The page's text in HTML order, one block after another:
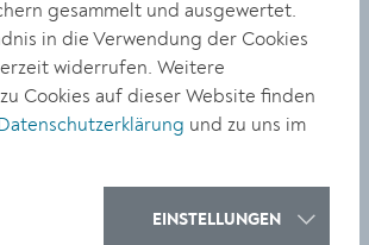
steht die letzte Etappe
an: Die Sanierung der Innenschale
Wintermonaten bis 2021
Das gesamte Investitionsvolumen
3,2 Millionen Euro. Danach wird mit
Euro. Die Sanierung des Kremser Tores
gesammelt und ausgewertet.
in die Verwendung der Cookies
widerrufen. Weitere
Cookies auf dieser Website finden
und zu uns im
EINSTELLUNGEN